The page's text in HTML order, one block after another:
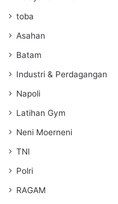
toba
Asahan
Batam
Industri & Perdagangan
Napoli
Latihan Gym
Neni Moerneni
TNI
Polri
RAGAM